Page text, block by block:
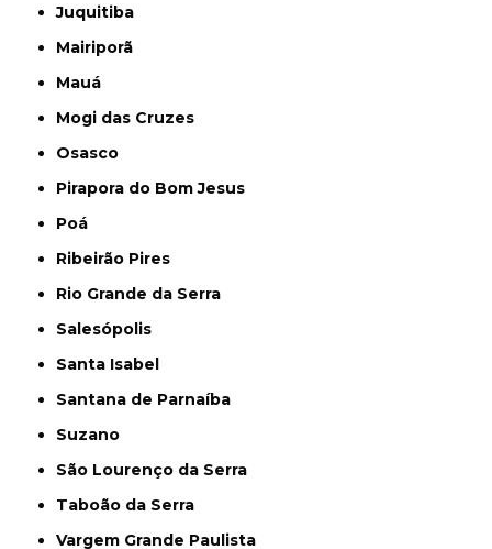
Juquitiba
Mairiporã
Mauá
Mogi das Cruzes
Osasco
Pirapora do Bom Jesus
Poá
Ribeirão Pires
Rio Grande da Serra
Salesópolis
Santa Isabel
Santana de Parnaíba
Suzano
São Lourenço da Serra
Taboão da Serra
Vargem Grande Paulista